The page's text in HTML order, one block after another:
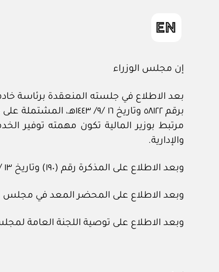
إن مجلس الوزراء
بعد الاطلاع في جلسته المنعقدة برئاسة
مرتبط بوزير المالية تكون مهمته توفير
والإدارية.
وبعد الاطلاع على المذكرة رقم (١٩٠) وتاريخ ١٣ /١/ ١٤٤٤هـ، المعدة في هيئة الخبراء بمجلس الوزراء.
وبعد الاطلاع على المحضر المعد في مجلس الشؤون
وبعد الاطلاع على توصية اللجنة العامة لمجلس الوزراء رقم